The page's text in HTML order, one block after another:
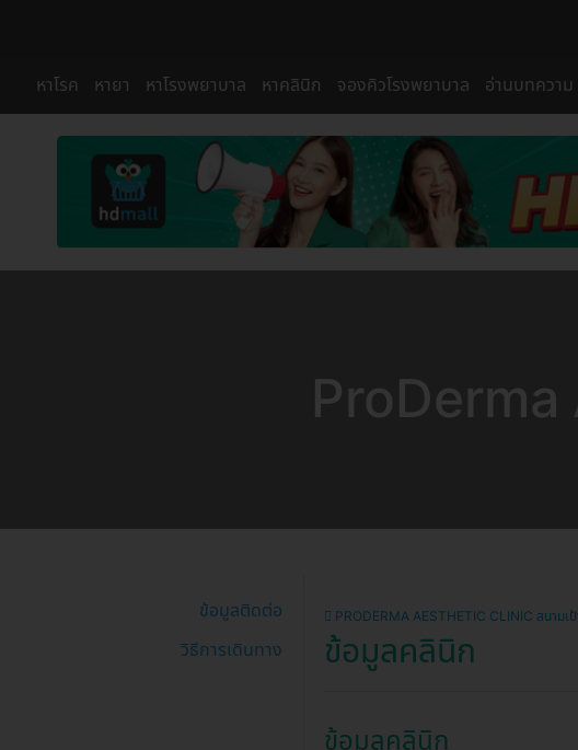
หาโรค หายา หาโรงพยาบาล หาคลินิก จองคิวโรงพยาบาล อ่านบทความ
ข้อมูลติดต่อ
วิธีการเดินทาง
PRODERMA AESTHETIC CLINIC สนามเป้
ข้อมูลคลินิก